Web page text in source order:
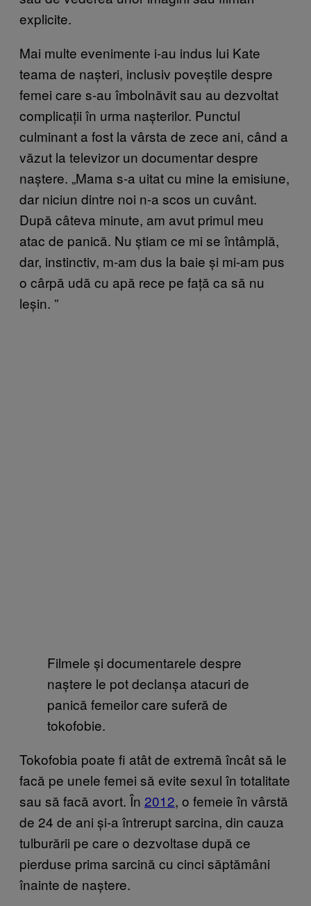
explicite.
Mai multe evenimente i-au indus lui Kate
teama de nașteri, inclusiv poveștile despre
femei care s-au îmbolnăvit sau au dezvoltat
complicații în urma nașterilor. Punctul
culminant a fost la vârsta de zece ani, când a
văzut la televizor un documentar despre
naștere. „Mama s-a uitat cu mine la emisiune,
dar niciun dintre noi n-a scos un cuvânt.
După câteva minute, am avut primul meu
atac de panică. Nu știam ce mi se întâmplă,
dar, instinctiv, m-am dus la baie și mi-am pus
o cârpă udă cu apă rece pe față ca să nu
leșin. ”
Filmele și documentarele despre
naștere le pot declanșa atacuri de
panică femeilor care suferă de
tokofobie.
Tokofobia poate fi atât de extremă încât să le
facă pe unele femei să evite sexul în totalitate
sau să facă avort. În 2012, o femeie în vârstă
de 24 de ani și-a întrerupt sarcina, din cauza
tulburării pe care o dezvoltase după ce
pierduse prima sarcină cu cinci săptămâni
înainte de naștere.